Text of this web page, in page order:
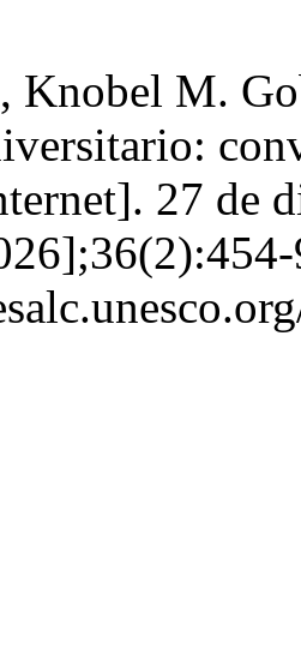
Knobel M.
27 de